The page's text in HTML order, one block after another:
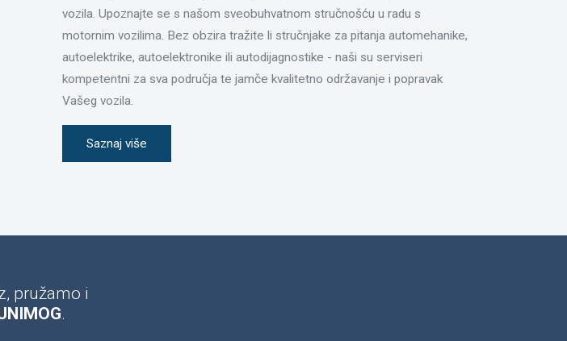
vozila. Upoznajte se s našom sveobuhvatnom stručnošću u radu s
motornim vozilima. Bez obzira tražite li stručnjake za pitanja automehanike,
autoelektrike, autoelektronike ili autodijagnostike - naši su serviseri
kompetentni za sva područja te jamče kvalitetno održavanje i popravak
Vašeg vozila.
Saznaj više
pružamo i
.